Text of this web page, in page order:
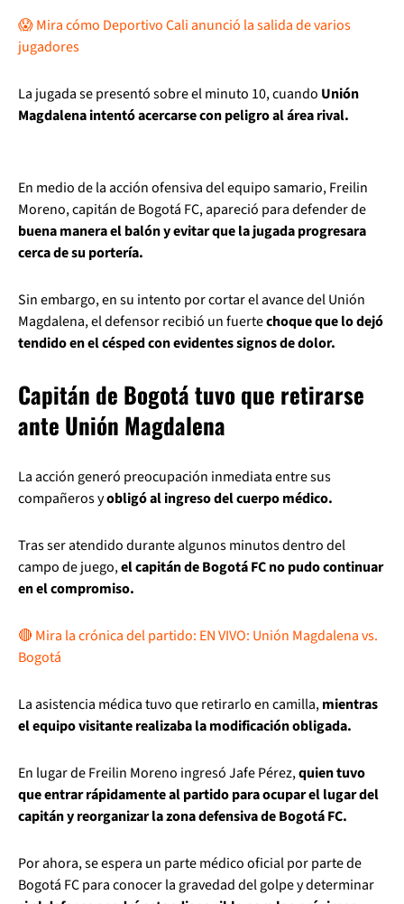
😱 Mira cómo Deportivo Cali anunció la salida de varios
jugadores
La jugada se presentó sobre el minuto 10, cuando Unión
Magdalena intentó acercarse con peligro al área rival.
En medio de la acción ofensiva del equipo samario, Freilin
Moreno, capitán de Bogotá FC, apareció para defender de
buena manera el balón y evitar que la jugada progresara
cerca de su portería.
Sin embargo, en su intento por cortar el avance del Unión
Magdalena, el defensor recibió un fuertechoque que lo dejó
tendido en el césped con evidentes signos de dolor.
Capitán de Bogotá tuvo que retirarse
ante Unión Magdalena
La acción generó preocupación inmediata entre sus
compañeros yobligó al ingreso del cuerpo médico.
Tras ser atendido durante algunos minutos dentro del
campo de juego,el capitán de Bogotá FC no pudo continuar
en el compromiso.
🔴 Mira la crónica del partido: EN VIVO: Unión Magdalena vs.
Bogotá
La asistencia médica tuvo que retirarlo en camilla,mientras
el equipo visitante realizaba la modificación obligada.
En lugar de Freilin Moreno ingresó Jafe Pérez,quien tuvo
que entrar rápidamente al partido para ocupar el lugar del
capitán y reorganizar la zona defensiva de Bogotá FC.
Por ahora, se espera un parte médico oficial por parte de
Bogotá FC para conocer la gravedad del golpe y determinar